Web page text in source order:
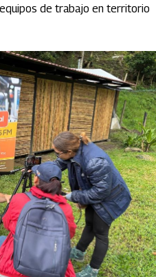
de trabajo en territorio